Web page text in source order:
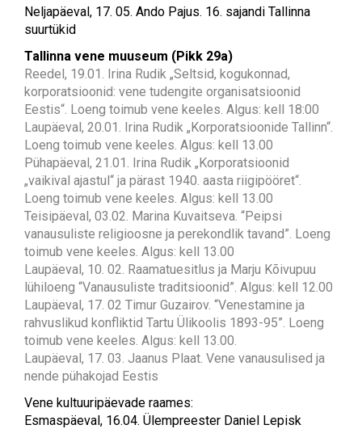
Neljapäeval, 17. 05. Ando Pajus. 16. sajandi Tallinna
suurtükid
Tallinna vene muuseum (Pikk 29a)
Reedel, 19.01. Irina Rudik „Seltsid, kogukonnad,
korporatsioonid: vene tudengite organisatsioonid
Eestis“. Loeng toimub vene keeles. Algus: kell 18:00
Laupäeval, 20.01. Irina Rudik „Korporatsioonide Tallinn“.
Loeng toimub vene keeles. Algus: kell 13.00
Pühapäeval, 21.01. Irina Rudik „Korporatsioonid
„vaikival ajastul“ ja pärast 1940. aasta riigipööret“.
Loeng toimub vene keeles. Algus: kell 13.00
Teisipäeval, 03.02. Marina Kuvaitseva. “Peipsi
vanausuliste religioosne ja perekondlik tavand”. Loeng
toimub vene keeles. Algus: kell 13.00
Laupäeval, 10. 02. Raamatuesitlus ja Marju Kõivupuu
lühiloeng “Vanausuliste traditsioonid”. Algus: kell 12.00
Laupäeval, 17. 02 Timur Guzairov. “Venestamine ja
rahvuslikud konfliktid Tartu Ülikoolis 1893-95”. Loeng
toimub vene keeles. Algus: kell 13.00.
Laupäeval, 17. 03. Jaanus Plaat. Vene vanausulised ja
nende pühakojad Eestis
Vene kultuuripäevade raames:
Esmaspäeval, 16.04. Ülempreester Daniel Lepisk